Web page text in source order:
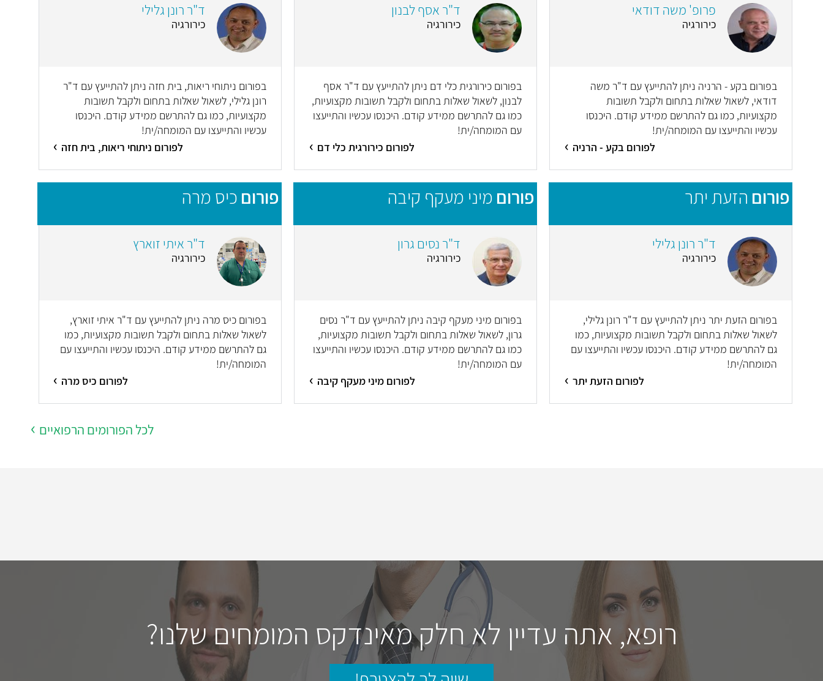
פרופ' משה דודאי
כירורגיה
בפורום בקע - הרניה ניתן להתייעץ עם ד"ר משה
דודאי, לשאול שאלות בתחום ולקבל תשובות
מקצועיות, כמו גם להתרשם ממידע קודם. היכנסו
עכשיו והתייעצו עם המומחה/ית!
לפורום בקע - הרניה
ד"ר אסף לבנון
כירורגיה
בפורום כירורגית כלי דם ניתן להתייעץ עם ד"ר אסף
לבנון, לשאול שאלות בתחום ולקבל תשובות מקצועיות,
כמו גם להתרשם ממידע קודם. היכנסו עכשיו והתייעצו
עם המומחה/ית!
לפורום כירורגית כלי דם
ד"ר רונן גלילי
כירורגיה
בפורום ניתוחי ריאות, בית חזה ניתן להתייעץ עם ד"ר
רונן גלילי, לשאול שאלות בתחום ולקבל תשובות
מקצועיות, כמו גם להתרשם ממידע קודם. היכנסו
עכשיו והתייעצו עם המומחה/ית!
לפורום ניתוחי ריאות, בית חזה
פורום הזעת יתר
ד"ר רונן גלילי
כירורגיה
בפורום הזעת יתר ניתן להתייעץ עם ד"ר רונן גלילי,
לשאול שאלות בתחום ולקבל תשובות מקצועיות, כמו
גם להתרשם ממידע קודם. היכנסו עכשיו והתייעצו עם
המומחה/ית!
לפורום הזעת יתר
פורום מיני מעקף קיבה
ד"ר נסים גרון
כירורגיה
בפורום מיני מעקף קיבה ניתן להתייעץ עם ד"ר נסים
גרון, לשאול שאלות בתחום ולקבל תשובות מקצועיות,
כמו גם להתרשם ממידע קודם. היכנסו עכשיו והתייעצו
עם המומחה/ית!
לפורום מיני מעקף קיבה
פורום כיס מרה
ד"ר איתי זוארץ
כירורגיה
בפורום כיס מרה ניתן להתייעץ עם ד"ר איתי זוארץ,
לשאול שאלות בתחום ולקבל תשובות מקצועיות, כמו
גם להתרשם ממידע קודם. היכנסו עכשיו והתייעצו עם
המומחה/ית!
לפורום כיס מרה
לכל הפורומים הרפואיים
רופא, אתה עדיין לא חלק מאינדקס המומחים שלנו?